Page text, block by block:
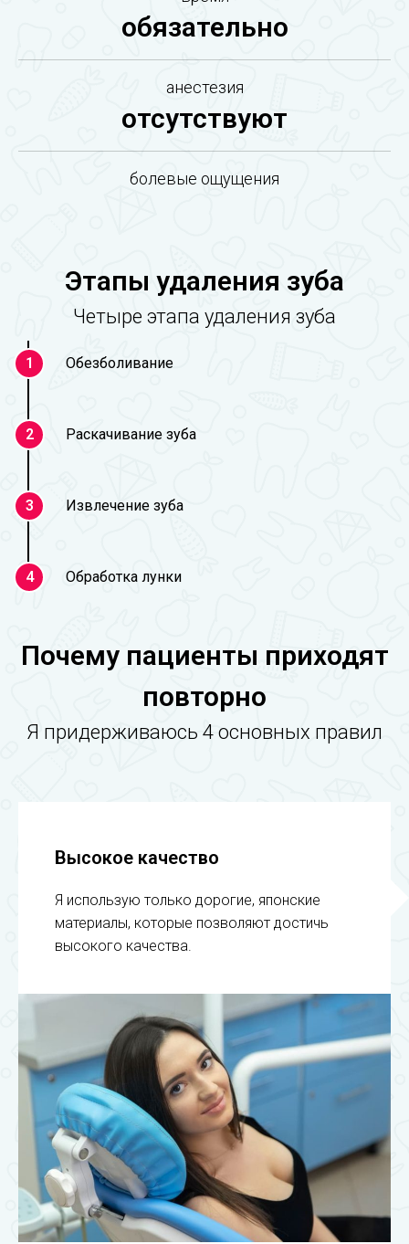
обязательно
анестезия
отсутствуют
болевые ощущения
Этапы удаления зуба
Четыре этапа удаления зуба
1 Обезболивание
2 Раскачивание зуба
3 Извлечение зуба
4 Обработка лунки
Почему пациенты приходят
повторно
Я придерживаюсь 4 основных правил
Высокое качество
Я использую только дорогие, японские
материалы, которые позволяют достичь
высокого качества.